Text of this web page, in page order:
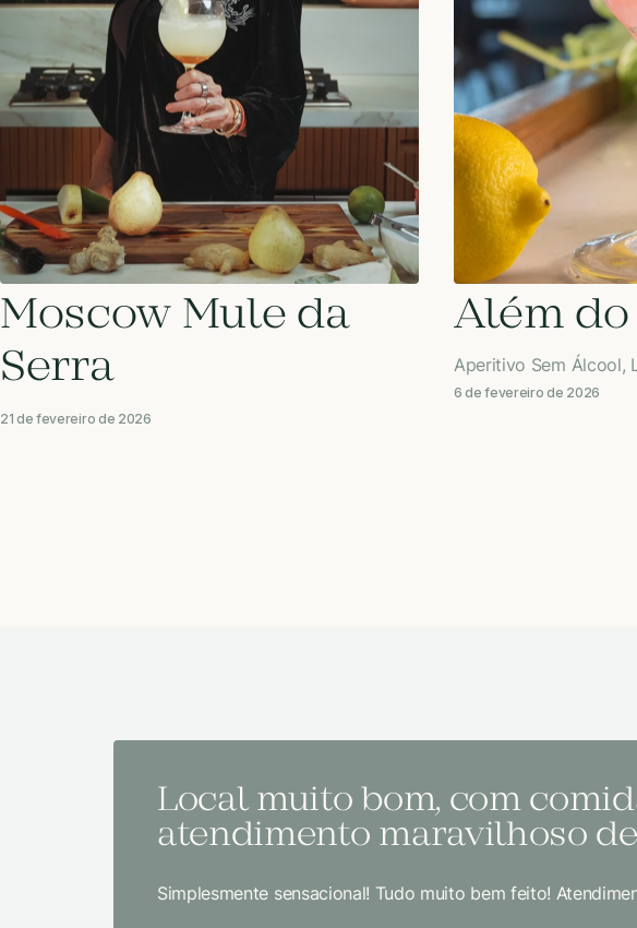
Moscow Mule da
Serra
21 de fevereiro de 2026
Além
Aperitivo Sem Álcool,
6 de fevereiro de 2026
Local muito bom, com
atendimento maravilhoso
Simplesmente sensacional! Tudo muito bem feito!